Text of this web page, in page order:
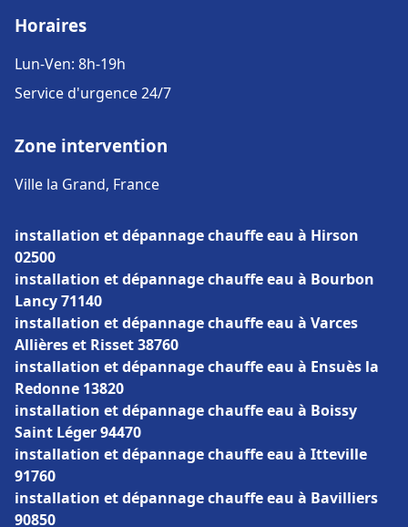
Horaires
Lun-Ven: 8h-19h
Service d'urgence 24/7
Zone intervention
Ville la Grand, France
installation et dépannage chauffe eau à Hirson
02500
installation et dépannage chauffe eau à Bourbon
Lancy 71140
installation et dépannage chauffe eau à Varces
Allières et Risset 38760
installation et dépannage chauffe eau à Ensuès la
Redonne 13820
installation et dépannage chauffe eau à Boissy
Saint Léger 94470
installation et dépannage chauffe eau à Itteville
91760
installation et dépannage chauffe eau à Bavilliers
90850